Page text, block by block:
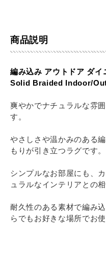
商品説明
編み込み アウトドア ダ
Solid Braided Indoor/
爽やかでナチュラルな雰
す。
やさしさや温かみのある
もりが引き立つラグです。
シンプルなお部屋にも、
ュラルなインテリアとの
耐久性のある素材で編み
らでもお好きな場所でお